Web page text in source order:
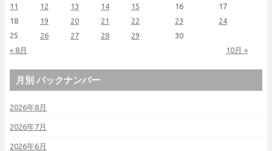
« 8月 10月 »
11
12 13 14 15 16
17
18
19 20 21 22 23
24
25
26 27 28 29 30
月別 バックナンバー
2026年8月
2026年7月
2026年6月